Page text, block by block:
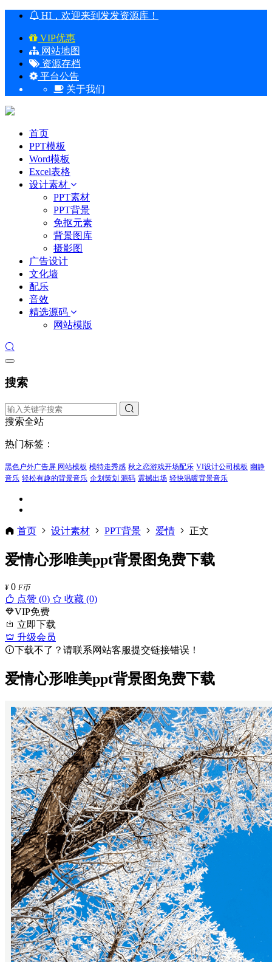
HI，欢迎来到发发资源库！
VIP优惠
网站地图
资源存档
平台公告
关于我们
首页
PPT模板
Word模板
Excel表格
设计素材
PPT素材
PPT背景
免抠元素
背景图库
摄影图
广告设计
文化墙
配乐
音效
精选源码
网站模版
搜索
搜索全站
热门标签：
黑色户外广告屏 网站模板 模特走秀感 秋之恋游戏开场配乐 VI设计公司模板 幽静
音乐 轻松有趣的背景音乐 企划策划 源码 震撼出场 轻快温暖背景音乐
首页 设计素材 PPT背景 爱情 正文
爱情心形唯美ppt背景图免费下载
¥ 0 F币
点赞 (0)
收藏 (0)
VIP免费
立即下载
升级会员
下载不了？请联系网站客服提交链接错误！
爱情心形唯美ppt背景图免费下载